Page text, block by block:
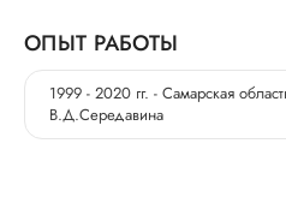
ОПЫТ РАБОТЫ
1999 - 2020 гг. - Самарская
В.Д.Середавина